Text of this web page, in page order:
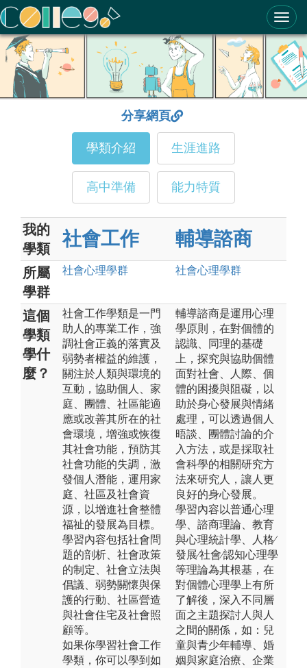
ColleGo! 大學選才與高中育才輔助系統
分享網頁
學類介紹 生涯進路
高中準備 能力特質
我的
學類
社會工作 輔導諮商
所屬
學群
社會心理學群 社會心理學群
這個
學類
學什
麼？
社會工作學類是一門
助人的專業工作，強
調社會正義的落實及
弱勢者權益的維護，
關注於人類與環境的
互動，協助個人、家
庭、團體、社區能適
應或改善其所在的社
會環境，增強或恢復
其社會功能，預防其
社會功能的失調，激
發個人潛能，運用家
庭、社區及社會資
源，以增進社會整體
福祉的發展為目標。
學習內容包括社會問
題的剖析、社會政策
的制定、社會立法與
倡議、弱勢關懷與保
護的行動、社區營造
與社會住宅及社會照
顧等。
如果你學習社會工作
學類，你可以學到如
輔導諮商是運用心理
學原則，在對個體的
認識、同理的基礎
上，探究與協助個體
面對社會、人際、個
體的困擾與阻礙，以
助於身心發展與情緒
處理，可以透過個人
晤談、團體討論的介
入方法，或是採取社
會科學的相關研究方
法來研究人，讓人更
良好的身心發展。
學習內容以普通心理
學、諮商理論、教育
與心理統計學、人格∕
發展∕社會∕認知心理學
等理論為其根基，在
對個體心理學上有所
了解後，深入不同層
面之主題探討人與人
之間的關係，如：兒
童與青少年輔導、婚
姻與家庭治療、企業